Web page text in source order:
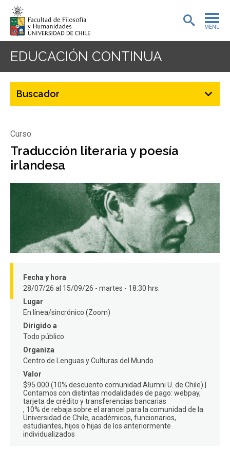
MENÚ
PORTADA
INVESTIGACIÓN
BIBLIOTECA
DEPARTAMENTOS
FACULTAD
Académicos Egresados
EDUCACIÓN CONTINUA
Curso
Traducción literaria y poesía
irlandesa
Fecha y hora
28/07/26 al 15/09/26 - martes - 18:30 hrs.
Lugar
En línea/sincrónico (Zoom)
Dirigido a
Todo público
Organiza
Centro de Lenguas y Culturas del Mundo
Valor
$95.000 (10% descuento comunidad Alumni U. de Chile) |
Contamos con distintas modalidades de pago: webpay,
tarjeta de crédito y transferencias bancarias
10% de rebaja sobre el arancel para la comunidad de la
Universidad de Chile, académicos, funcionarios,
estudiantes, hijos o hijas de los anteriormente
individualizados